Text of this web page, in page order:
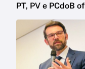
PT, PV e PCdoB